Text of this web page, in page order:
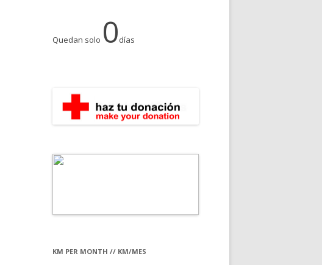
Quedan solo 0días
KM PER MONTH // KM/MES